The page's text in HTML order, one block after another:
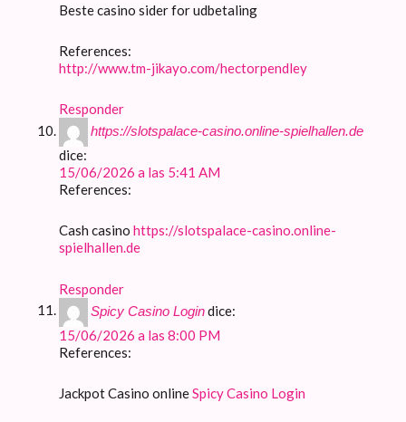
Beste casino sider for udbetaling
References:
http://www.tm-jikayo.com/hectorpendley
Responder
https://slotspalace-casino.online-spielhallen.de
dice:
15/06/2026 a las 5:41 AM
References:
Cash casino https://slotspalace-casino.online-
spielhallen.de
Responder
Spicy Casino Logindice:
15/06/2026 a las 8:00 PM
References:
Jackpot Casino onlineSpicy Casino Login